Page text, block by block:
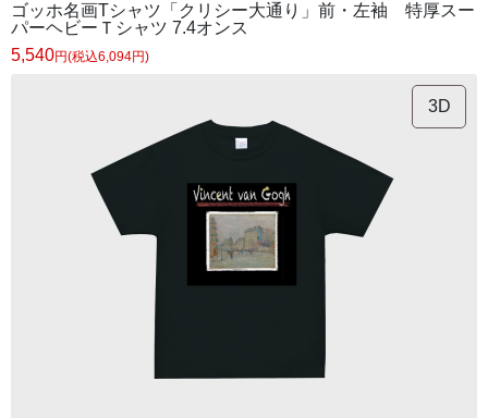
ゴッホ名画Tシャツ「クリシー大通り」前・左袖 特厚スー
パーヘビーＴシャツ 7.4オンス
5,540円(税込6,094円)
3D